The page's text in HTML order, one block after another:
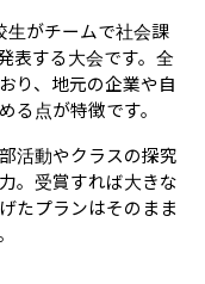
生がチームで社会課
表する大会です。全
り、地元の企業や自
る点が特徴です。
活動やクラスの探究
。受賞すれば大きな
たプランはそのまま